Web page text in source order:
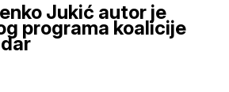
Jukić autor je
programa koalicije